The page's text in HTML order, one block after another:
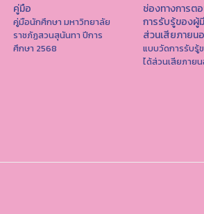
คู่มือ
คู่มือนักศึกษา มหาวิทยาลัย
ราชภัฏสวนสุนันทา ปีการ
ศึกษา 2568
ช่องทางการต
การรับรู้ของผู้
ส่วนเสียภายน
แบบวัดการรับรู้
ได้ส่วนเสียภาย